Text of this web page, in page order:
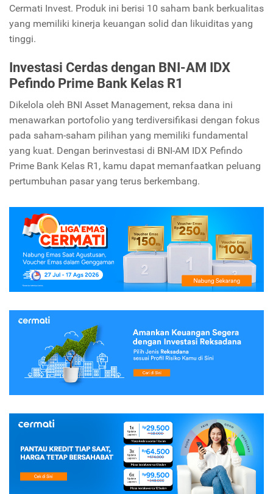
Cermati Invest. Produk ini berisi 10 saham bank berkualitas
yang memiliki kinerja keuangan solid dan likuiditas yang
tinggi.
Investasi Cerdas dengan BNI-AM IDX
Pefindo Prime Bank Kelas R1
Dikelola oleh BNI Asset Management, reksa dana ini
menawarkan portofolio yang terdiversifikasi dengan fokus
pada saham-saham pilihan yang memiliki fundamental
yang kuat. Dengan berinvestasi di BNI-AM IDX Pefindo
Prime Bank Kelas R1, kamu dapat memanfaatkan peluang
pertumbuhan pasar yang terus berkembang.